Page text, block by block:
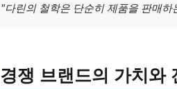
"다린의 철학은 단순히 제품을 판매
경쟁 브랜드의 가치와